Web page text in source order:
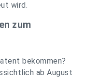
wird.
zum
bekommen?
ab August